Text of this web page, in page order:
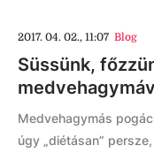
2017. 04. 02., 11:07 Blog
Süssünk,
Medvehagymás
úgy „diétásan”